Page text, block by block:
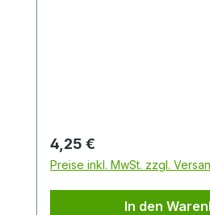
Regulärer Preis:
4,25 €
Preise inkl. MwSt. zzgl.
In den